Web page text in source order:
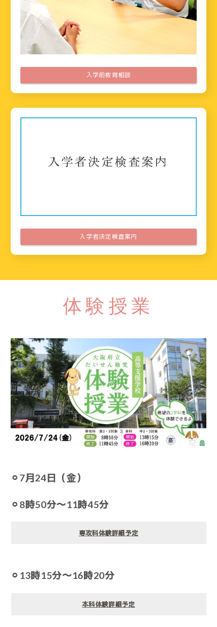
入学前教育相談
入学者決定検査案内
体験授業
⚪︎7月24日（金）
⚪︎8時50分〜11時45分
専攻科体験詳細予定
⚪︎13時15分〜16時20分
本科体験詳細予定